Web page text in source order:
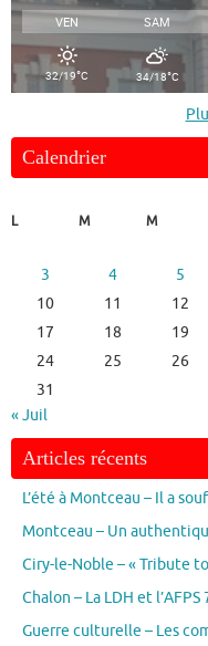
VEN SAM
32/19°C 34/18°C
Calendrier
L
M M
3
4 5
10
11 12
17
18 19
24
25 26
31
« Juil
Articles récents
L’été à Montceau – Il a
Montceau – Un
Ciry-le-Noble – « Tribute
Chalon – La LDH et
Guerre culturelle – Les